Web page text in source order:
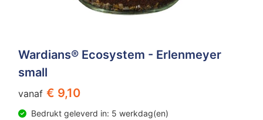
Wardians® Ecosystem - Erlenmeyer
small
vanaf € 9,10
Bedrukt geleverd in: 5 werkdag(en)